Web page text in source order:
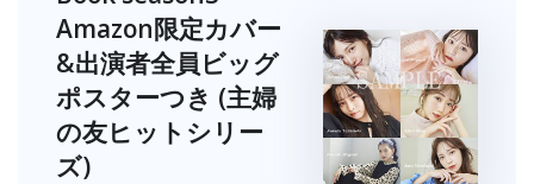
Amazon限定カバー
&出演者全員ビッグ
ポスターつき (主婦
の友ヒットシリー
ズ)